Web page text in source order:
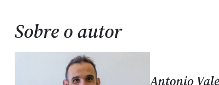
Sobre o autor
Antonio